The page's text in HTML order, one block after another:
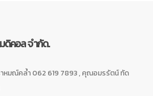
ดิคอล จำกัด.
มณ์คล้ำ 062 619 7893 , คุณอมรรัตน์ ทัด